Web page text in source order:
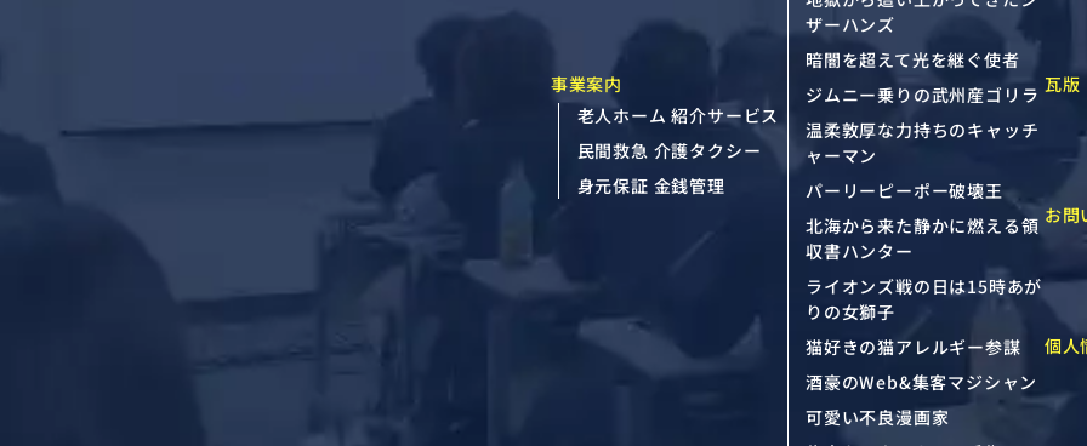
事業案内
老人ホーム 紹介サービス
民間救急 介護タクシー
身元保証 金銭管理
ザーハンズ
暗闇を超えて光を継ぐ使者
ジムニー乗りの武州産ゴリラ
温柔敦厚な力持ちのキャッチ
ャーマン
パーリーピーポー破壊王
北海から来た静かに燃える領
収書ハンター
ライオンズ戦の日は15時あが
りの女獅子
猫好きの猫アレルギー参謀
酒豪のWeb&集客マジシャン
可愛い不良漫画家
瓦版
お問
個人